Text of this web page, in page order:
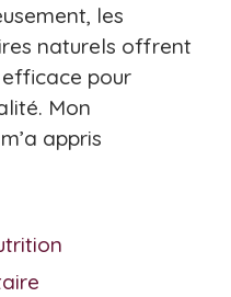
les
naturels offrent
pour
Mon
appris